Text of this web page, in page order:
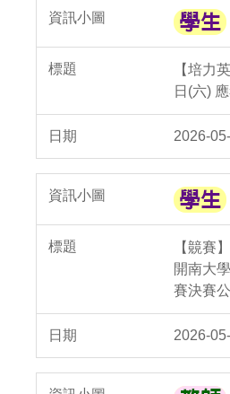
【培力
日(六)
2026-
【竸賽
開南大
賽決賽
2026-